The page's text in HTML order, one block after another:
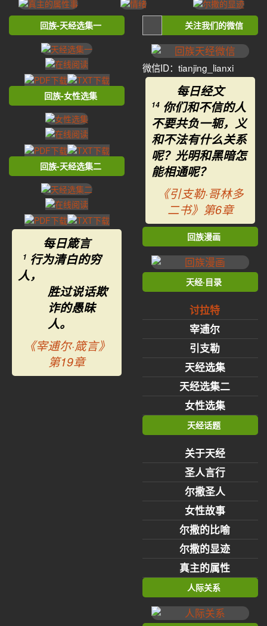
回族-天经选集一
回族-女性选集
回族-天经选集二
每日箴言
1 行为清白的穷
人，
胜过说话欺
诈的愚昧
人。
《宰逋尔·箴言》
第19章
关注我们的微信
微信ID：tianjing_lianxi
每日经文
14 你们和不信的人
不要共负一轭，义
和不法有什么关系
呢？光明和黑暗怎
能相通呢？
《引支勒·哥林多
二书》第6章
回族漫画
天经·目录
讨拉特
宰逋尔
引支勒
天经选集
天经选集二
女性选集
天经话题
关于天经
圣人言行
尔撒圣人
女性故事
尔撒的比喻
尔撒的显迹
真主的属性
人际关系